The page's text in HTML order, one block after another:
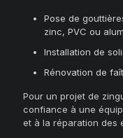
Pose de
zinc, PVC ou
Installation de
Rénovation de
Pour un projet de
confiance à une
et à la réparation des